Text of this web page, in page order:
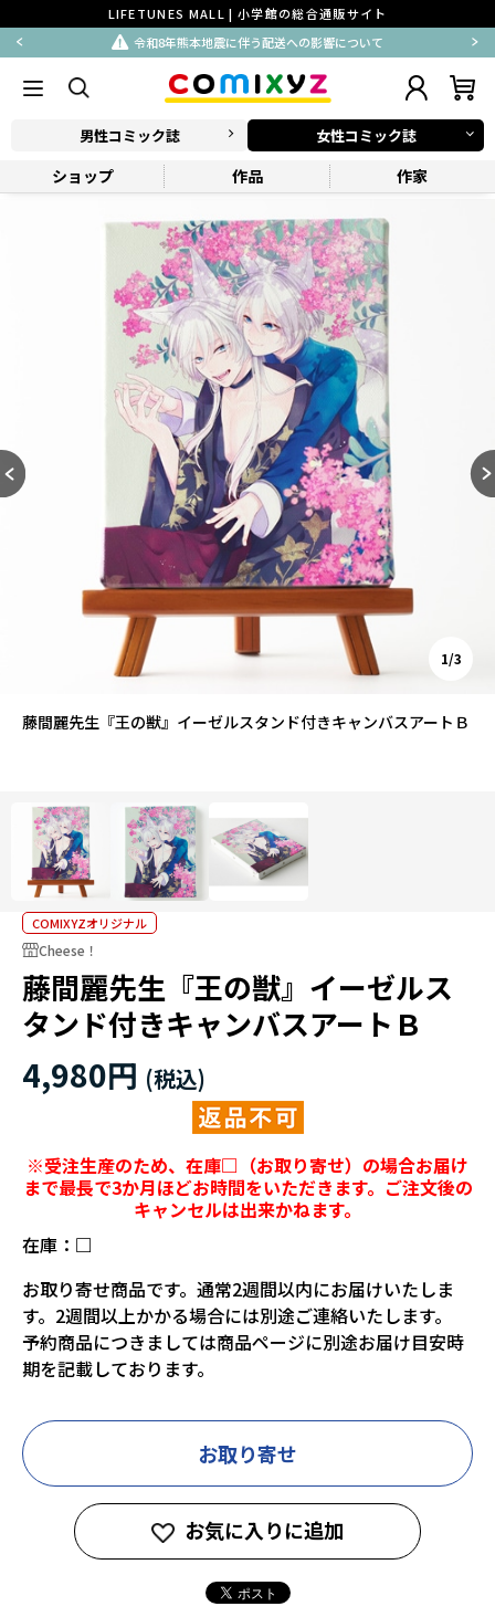
LIFETUNES MALL | 小学館の総合通販サイト
令和8年熊本地震に伴う配送への影響について
男性コミック誌 女性コミック誌
ショップ 作品 作家
藤間麗先生『王の獣』イーゼルスタンド付きキャンバスアートＢ
1/3
COMIXYZオリジナル
Cheese！
藤間麗先生『王の獣』イーゼルス
タンド付きキャンバスアートＢ
4,980円
※受注生産のため、在庫□（お取り寄せ）の場合お届け
まで最長で3か月ほどお時間をいただきます。ご注文後の
キャンセルは出来かねます。
在庫： □
お取り寄せ商品です。通常2週間以内にお届けいたしま
す。2週間以上かかる場合には別途ご連絡いたします。
予約商品につきましては商品ページに別途お届け目安時
期を記載しております。
お取り寄せ
お気に入りに追加